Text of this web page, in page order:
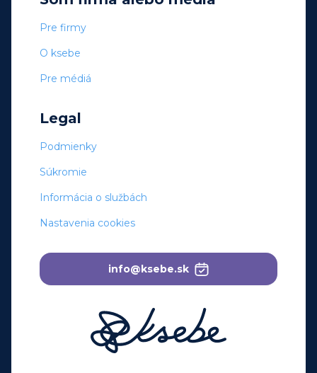
Pre firmy
O ksebe
Pre médiá
Legal
Podmienky
Súkromie
Informácia o službách
Nastavenia cookies
info@ksebe.sk